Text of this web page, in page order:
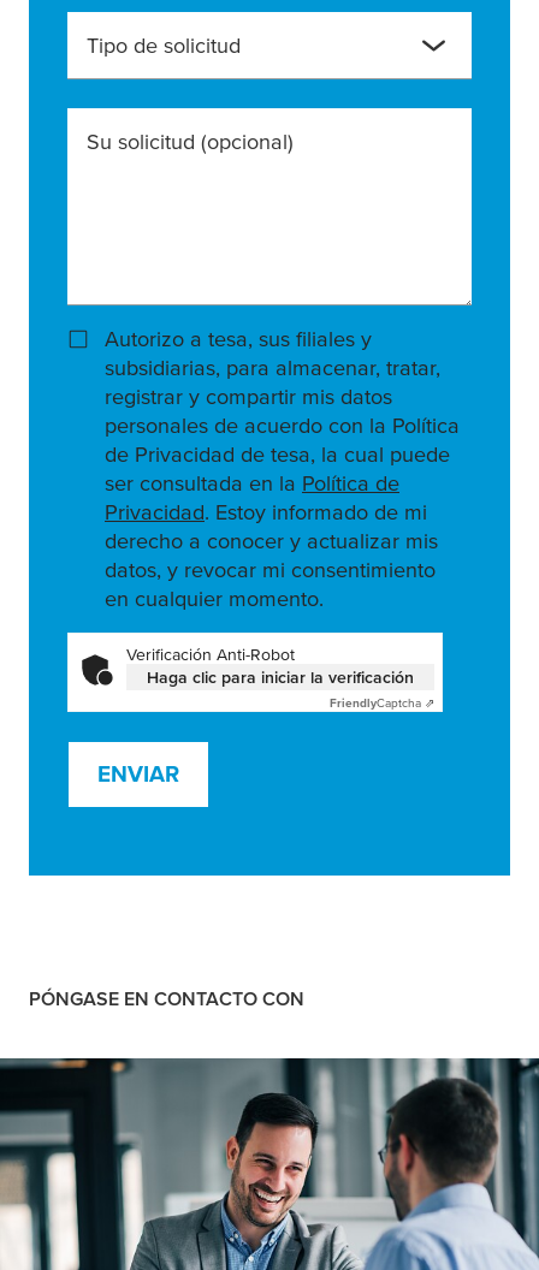
Tipo de solicitud
Su solicitud (opcional)
Autorizo a tesa, sus filiales y
subsidiarias, para almacenar, tratar,
registrar y compartir mis datos
personales de acuerdo con la Política
de Privacidad de tesa, la cual puede
ser consultada en la Política de
Privacidad. Estoy informado de mi
derecho a conocer y actualizar mis
datos, y revocar mi consentimiento
en cualquier momento.
Verificación Anti-Robot
Haga clic para iniciar la verificación
FriendlyCaptcha ⇗
ENVIAR
PÓNGASE EN CONTACTO CON